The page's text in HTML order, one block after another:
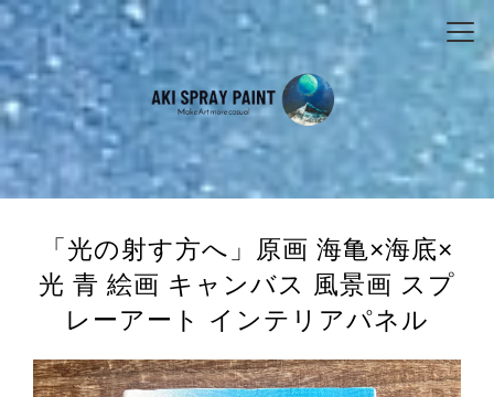
「光の射す方へ」原画 海亀×海底×
光 青 絵画 キャンバス 風景画 スプ
レーアート インテリアパネル